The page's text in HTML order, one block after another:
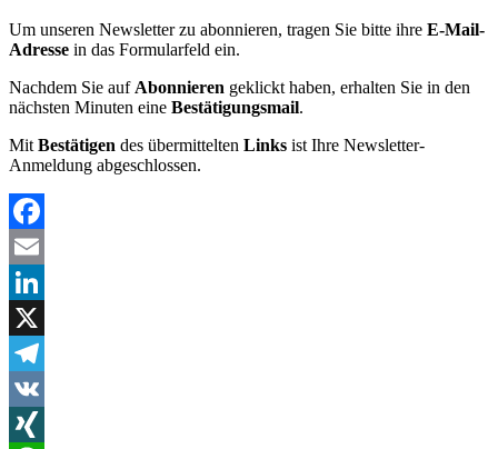
Um unseren Newsletter zu abonnieren, tragen Sie bitte ihre E-Mail-
Adresse in das Formularfeld ein.
Nachdem Sie auf Abonnieren geklickt haben, erhalten Sie in den
nächsten Minuten eine Bestätigungsmail.
Mit Bestätigen des übermittelten Links ist Ihre Newsletter-
Anmeldung abgeschlossen.
Facebook
Email
LinkedIn
X
Telegram
VK